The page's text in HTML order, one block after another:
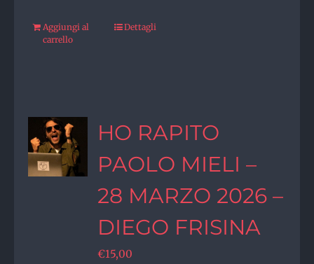
Aggiungi al
carrello
Dettagli
HO RAPITO
PAOLO MIELI –
28 MARZO 2026 –
DIEGO FRISINA
€15,00